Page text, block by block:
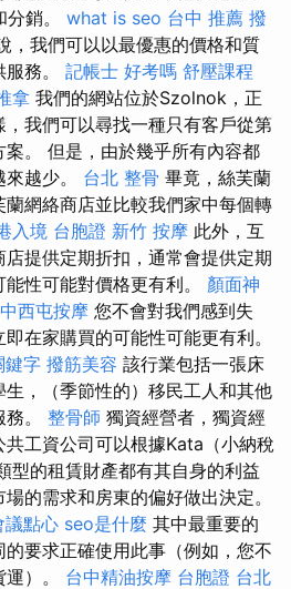
銷。 what is seo 台中 推薦 撥
，我們可以以最優惠的價格和質
務。 記帳士 好考嗎 舒壓課程
拿 我們的網站位於Szolnok，正
我們可以尋找一種只有客戶從第
。 但是，由於幾乎所有內容都
越少。 台北 整骨 畢竟，絲芙蘭
網絡商店並比較我們家中每個轉
入境 台胞證 新竹 按摩 此外，互
提供定期折扣，通常會提供定期
性可能對價格更有利。 顏面神
西屯按摩 您不會對我們感到失
在家購買的可能性可能更有利。
字 撥筋美容 該行業包括一張床
，（季節性的）移民工人和其他
。 整骨師 獨資經營者，獨資經
工資公司可以根據Kata（小納稅
型的租賃財產都有其自身的利益
的需求和房東的偏好做出決定。
議點心 seo是什麼 其中最重要的
要求正確使用此事（例如，您不
）。 台中精油按摩 台胞證 台北